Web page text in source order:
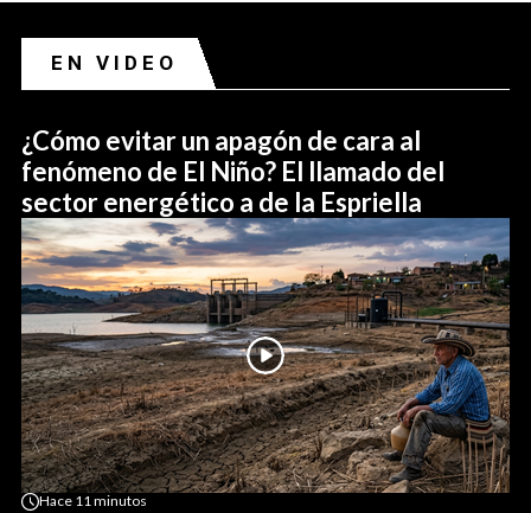
EN VIDEO
¿Cómo evitar un apagón de cara al
fenómeno de El Niño? El llamado del
sector energético a de la Espriella
Hace 11 minutos